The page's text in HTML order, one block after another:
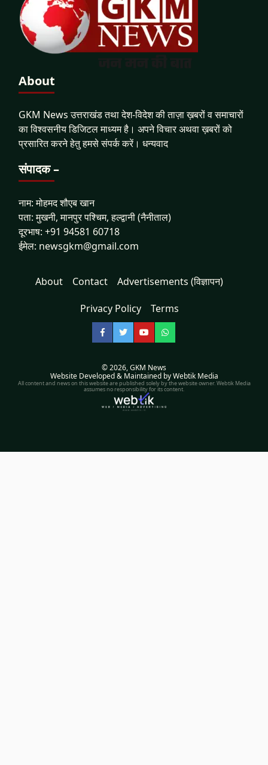
About
GKM News उत्तराखंड तथा देश-विदेश की ताज़ा ख़बरों व समाचारों
का विश्वसनीय डिजिटल माध्यम है। अपने विचार अथवा ख़बरों को
प्रसारित करने हेतु हमसे संपर्क करें। धन्यवाद
संपादक –
नाम: मोहमद शौएब खान
पता: मुखनी, मानपुर पश्चिम, हल्द्वानी (नैनीताल)
दूरभाष: +91 94581 60718
ईमेल: newsgkm@gmail.com
About Contact Advertisements (विज्ञापन)
Privacy Policy Terms
Facebook
TwitterYouTubeWhatsApp
© 2026,GKM News
Website Developed & Maintained by Webtik Media
All content and news on this website are published solely by the website owner. Webtik Media
assumes no responsibility for its content.